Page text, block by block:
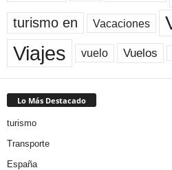
turismo en Vacaciones
Viajes vuelo Vuelos
Lo Más Destacado
turismo
Transporte
España